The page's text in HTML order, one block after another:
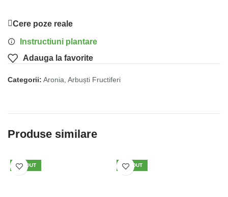
Cere poze reale
Instructiuni plantare
Adauga la favorite
Categorii: Aronia, Arbuști Fructiferi
Produse similare
VÂNDUT VÂNDUT